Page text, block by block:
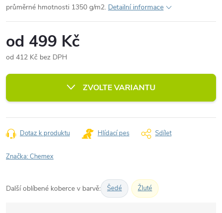
průměrné hmotnosti 1350 g/m2. Detailní informace
od 499 Kč
od 412 Kč bez DPH
cena:
ZVOLTE VARIANTU
Dotaz k produktu Hlídací pes Sdílet
Značka:Chemex
Další oblíbené koberce v barvě: Šedé Žluté